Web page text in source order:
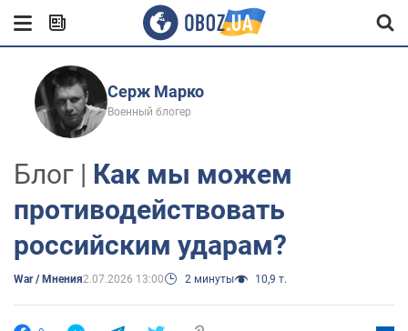
Серж Марко
Военный блогер
Блог | Как мы можем
противодействовать
российским ударам?
War / Мнения2.07.2026 13:00 2 минуты 10,9 т.